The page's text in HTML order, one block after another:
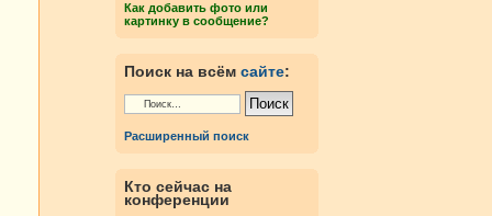
Как добавить фото или
картинку в сообщение?
Поиск на всём сайте:
Расширенный поиск
Кто сейчас на
конференции